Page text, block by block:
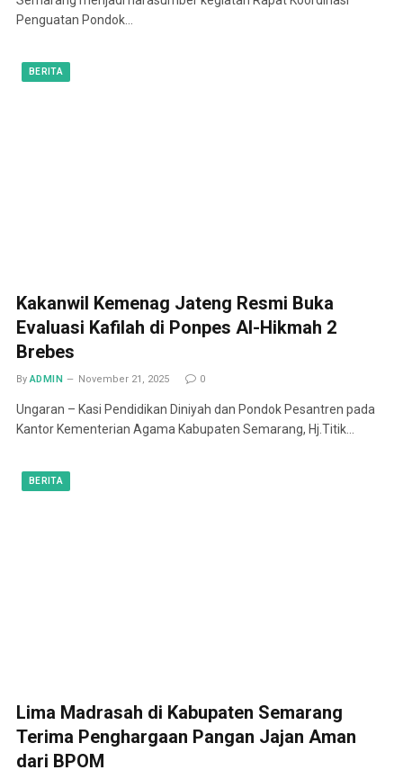
Penguatan Pondok…
BERITA
Kakanwil Kemenag Jateng Resmi Buka
Evaluasi Kafilah di Ponpes Al-Hikmah 2
Brebes
By ADMIN November 21, 2025 0
Ungaran – Kasi Pendidikan Diniyah dan Pondok Pesantren pada
Kantor Kementerian Agama Kabupaten Semarang, Hj.Titik…
BERITA
Lima Madrasah di Kabupaten Semarang
Terima Penghargaan Pangan Jajan Aman
dari BPOM